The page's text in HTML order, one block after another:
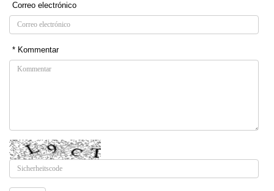
Correo electrónico
* Kommentar